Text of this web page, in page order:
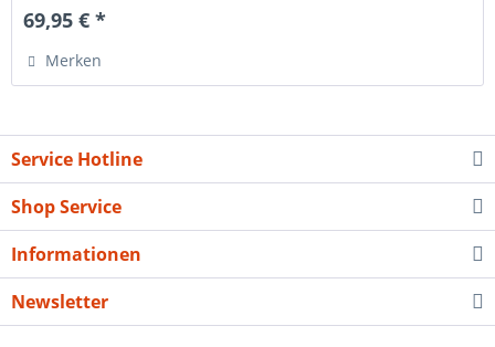
69,95 € *
Merken
Service Hotline
Shop Service
Informationen
Newsletter